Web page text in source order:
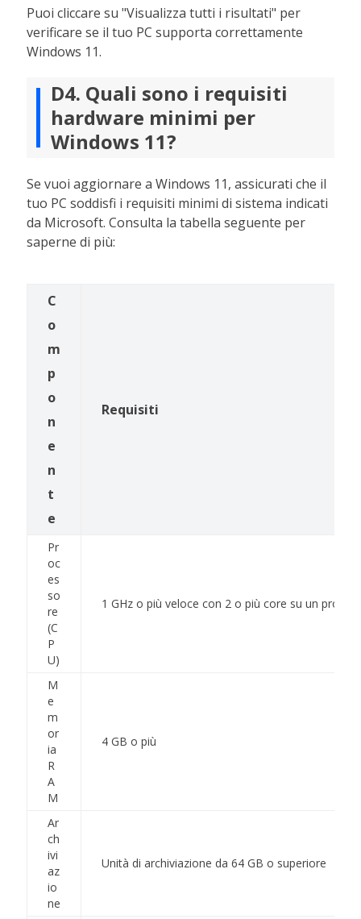
Puoi cliccare su "Visualizza tutti i risultati" per
verificare se il tuo PC supporta correttamente
Windows 11.
D4. Quali sono i requisiti
hardware minimi per
Windows 11?
Se vuoi aggiornare a Windows 11, assicurati che il
tuo PC soddisfi i requisiti minimi di sistema indicati
da Microsoft. Consulta la tabella seguente per
saperne di più:
C
o
m
p
o
n
e
n
t
e
Requisiti
Pr
oc
es
so
re
(C
P
U)
1 GHz o più veloce con 2 o più core su un
M
e
m
or
ia
R
A
M
4 GB o più
Ar
ch
ivi
az
io
ne
Unità di archiviazione da 64 GB o superiore